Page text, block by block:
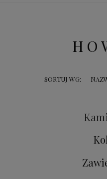
SORTUJ WG: